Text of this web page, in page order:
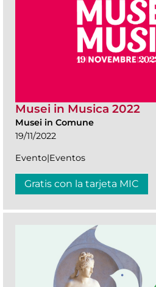
Musei in Musica 2022
Musei in Comune
19/11/2022
Evento|Eventos
Gratis con la tarjeta MIC